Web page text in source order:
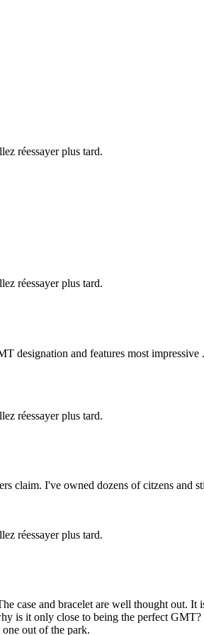
réessayer plus tard.
réessayer plus tard.
designation and features most
réessayer plus tard.
claim. I've owned dozens of citzens
réessayer plus tard.
case and bracelet are well thought out.
is it only close to being the perfect
out of the park.